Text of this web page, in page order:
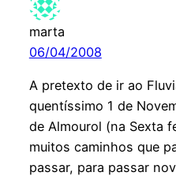
marta
06/04/2008
A pretexto de ir ao
quentíssimo 1 de
de Almourol (na Sexta
muitos caminhos que
passar, para passar